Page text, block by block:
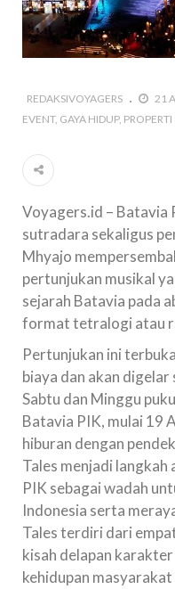
REDAKSIVOYAGERS
21
EVENT GAYA HIDUP PROPERTI
Voyagers.id – Batavia
sutradara sekaligus
Mhyajo
pertunjukan musikal
sejarah Batavia pada
format tetralogi atau
Pertunjukan ini
biaya dan akan
Sabtu dan Minggu
Batavia PIK, mulai 19
hiburan dengan
Tales menjadi langkah
PIK sebagai wadah
Indonesia serta
Tales terdiri dari
kisah delapan
kehidupan